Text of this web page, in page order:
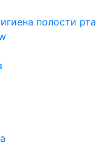
полости рта